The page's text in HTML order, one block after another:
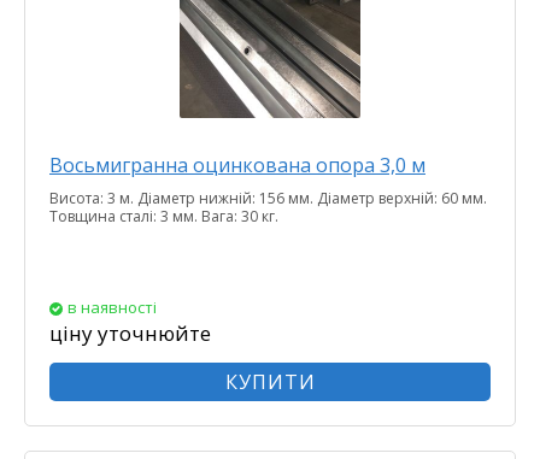
Восьмигранна оцинкована опора 3,0 м
Висота: 3 м. Діаметр нижній: 156 мм. Діаметр верхній: 60 мм.
Товщина сталі: 3 мм. Вага: 30 кг.
в наявності
ціну уточнюйте
КУПИТИ